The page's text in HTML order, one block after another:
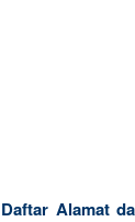
Daftar Alamat